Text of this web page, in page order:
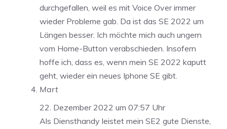
durchgefallen, weil es mit Voice Over immer
wieder Probleme gab. Da ist das SE 2022 um
Längen besser. Ich möchte mich auch ungern
vom Home-Button verabschieden. Insofern
hoffe ich, dass es, wenn mein SE 2022 kaputt
geht, wieder ein neues Iphone SE gibt.
Mart
22. Dezember 2022 um 07:57 Uhr
Als Diensthandy leistet mein SE2 gute Dienste,